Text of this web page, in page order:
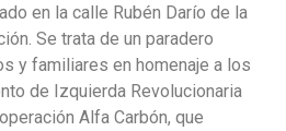
en la calle Rubén Darío de la
Se trata de un paradero
y familiares en homenaje a los
de Izquierda Revolucionaria
Alfa Carbón, que